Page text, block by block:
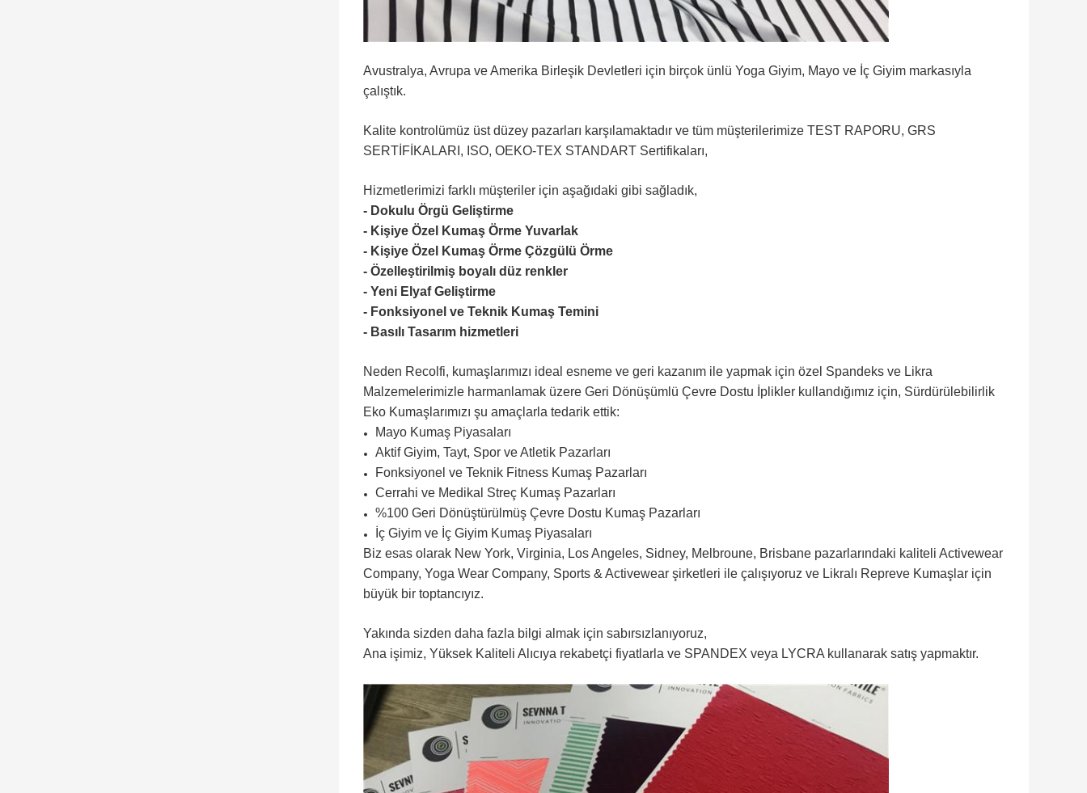
Avustralya, Avrupa ve Amerika Birleşik Devletleri için birçok ünlü Yoga Giyim, Mayo ve İç Giyim markasıyla
çalıştık.
Kalite kontrolümüz üst düzey pazarları karşılamaktadır ve tüm müşterilerimize TEST RAPORU, GRS
SERTİFİKALARI, ISO, OEKO-TEX STANDART Sertifikaları,
Hizmetlerimizi farklı müşteriler için aşağıdaki gibi sağladık,
- Dokulu Örgü Geliştirme
- Kişiye Özel Kumaş Örme Yuvarlak
- Kişiye Özel Kumaş Örme Çözgülü Örme
- Özelleştirilmiş boyalı düz renkler
- Yeni Elyaf Geliştirme
- Fonksiyonel ve Teknik Kumaş Temini
- Basılı Tasarım hizmetleri
Neden Recolfi, kumaşlarımızı ideal esneme ve geri kazanım ile yapmak için özel Spandeks ve Likra
Malzemelerimizle harmanlamak üzere Geri Dönüşümlü Çevre Dostu İplikler kullandığımız için, Sürdürülebilirlik
Eko Kumaşlarımızı şu amaçlarla tedarik ettik:
Mayo Kumaş Piyasaları
Aktif Giyim, Tayt, Spor ve Atletik Pazarları
Fonksiyonel ve Teknik Fitness Kumaş Pazarları
Cerrahi ve Medikal Streç Kumaş Pazarları
%100 Geri Dönüştürülmüş Çevre Dostu Kumaş Pazarları
İç Giyim ve İç Giyim Kumaş Piyasaları
Biz esas olarak New York, Virginia, Los Angeles, Sidney, Melbroune, Brisbane pazarlarındaki kaliteli Activewear
Company, Yoga Wear Company, Sports & Activewear şirketleri ile çalışıyoruz ve Likralı Repreve Kumaşlar için
büyük bir toptancıyız.
Yakında sizden daha fazla bilgi almak için sabırsızlanıyoruz,
Ana işimiz, Yüksek Kaliteli Alıcıya rekabetçi fiyatlarla ve SPANDEX veya LYCRA kullanarak satış yapmaktır.